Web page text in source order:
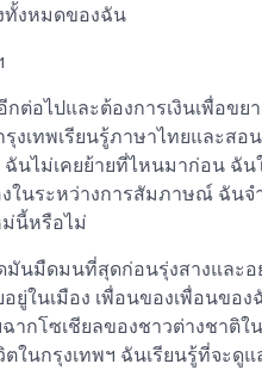
ทั้งหมดของฉัน
กต่อไปและต้องการเงินเพื่อข
งเทพเรียนรู้ภาษาไทยและส
ฉันไม่เคยย้ายที่ไหนมาก่อน ฉั
ในระหว่างการสัมภาษณ์ ฉันจ
นี้หรือไม่
มันมืดมนที่สุดก่อนรุ่งสางและ
ในเมือง เพื่อนของเพื่อนขอ
ากโซเชียลของชาวต่างชาติ
ในกรุงเทพฯ ฉันเรียนรู้ที่จะดูแ